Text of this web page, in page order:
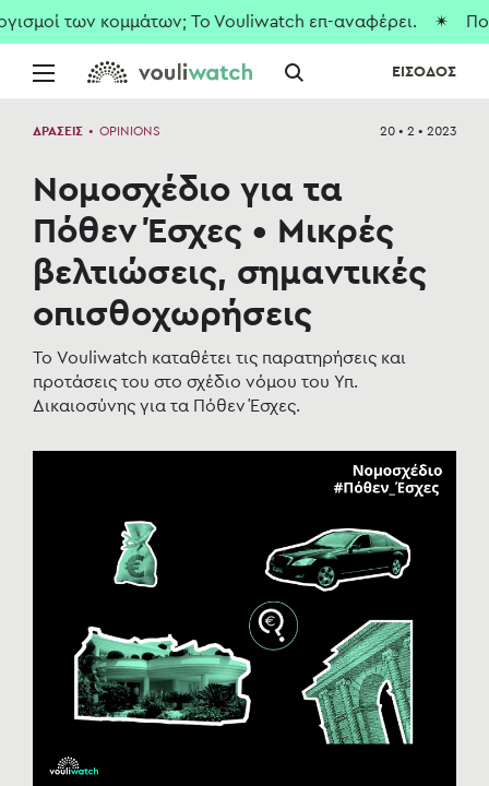
των κομμάτων; To Vouliwatch επ-αναφέρει.✴ Που
ΕΙΣΟΔΟΣ
ΔΡΑΣΕΙΣ • OPINIONS 20 • 2 • 2023
Νομοσχέδιο για τα
Πόθεν Έσχες • Μικρές
βελτιώσεις, σημαντικές
οπισθοχωρήσεις
Το Vouliwatch καταθέτει τις παρατηρήσεις και
προτάσεις του στο σχέδιο νόμου του Υπ.
Δικαιοσύνης για τα Πόθεν Έσχες.